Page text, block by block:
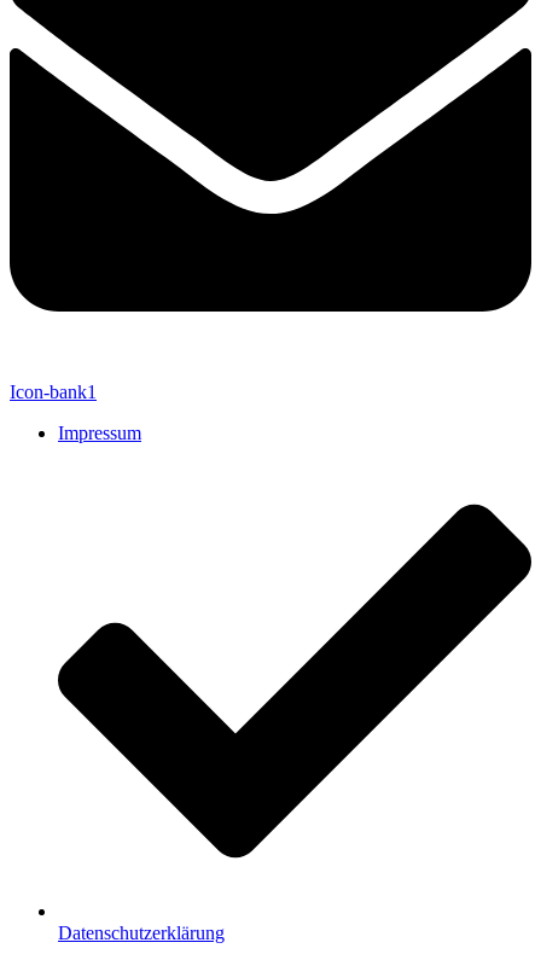
Icon-bank1
Impressum
Datenschutzerklärung